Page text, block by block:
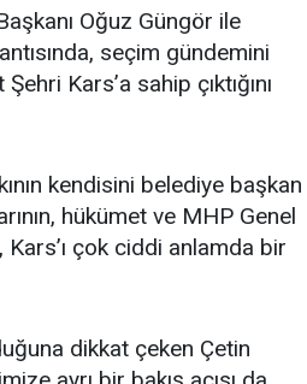
Oğuz Güngör ile
seçim gündemini
Kars’a sahip çıktığını
kendisini belediye başkan
hükümet ve MHP Genel
çok ciddi anlamda bir
dikkat çeken Çetin